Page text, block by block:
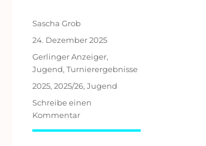
Autor
Sascha Grob
Veröffentlicht
24. Dezember 2025
Kategorien
Gerlinger Anzeiger,
Jugend, Turnierergebnisse
Schlagwörter
2025, 2025/26, Jugend
Schreibe einen
Kommentarzu